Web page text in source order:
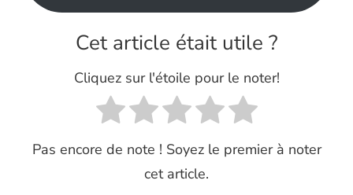
Cet article était utile ?
Cliquez sur l'étoile pour le noter!
Pas encore de note ! Soyez le premier à noter
cet article.